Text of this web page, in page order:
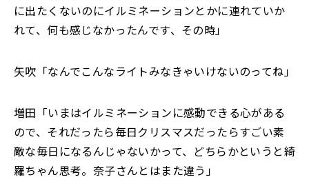
に出たくないのにイルミネーションとかに連れていか
れて、何も感じなかったんです、その時」
矢吹「なんでこんなライトみなきゃいけないのってね」
増田「いまはイルミネーションに感動できる心がある
ので、それだったら毎日クリスマスだったらすごい素
敵な毎日になるんじゃないかって、どちらかというと綺
羅ちゃん思考。奈子さんとはまた違う」